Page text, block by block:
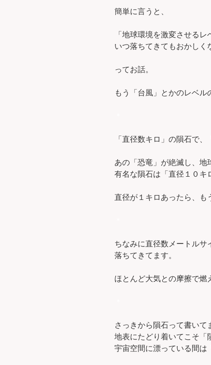
簡単に言うと、
「地球環境を激変させる
いつ落ちてきてもおかしく
ってお話。
もう「台風」とかのレベル
「直径数キロ」の隕石で、
あの「恐竜」が絶滅し、地
有名な隕石は「直径１０キ
直径が１キロあったら、も
ちなみに直径数メートルサ
落ちてきてます。
ほとんど大気との摩擦で燃
さっきから隕石って書いて
地表にたどり着いてこそ「
宇宙空間に漂っている間は